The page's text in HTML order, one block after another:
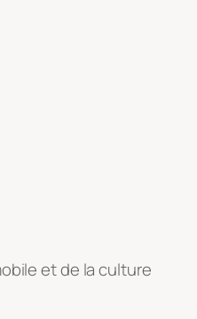
et de la culture